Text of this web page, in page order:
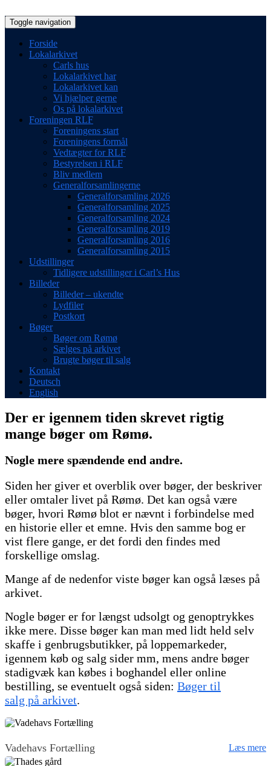
Toggle navigation
Forside
Lokalarkivet
Carls hus
Lokalarkivet har
Lokalarkivet kan
Vi hjælper gerne
Os på lokalarkivet
Foreningen RLF
Foreningens start
Foreningens formål
Vedtægter for RLF
Bestyrelsen i RLF
Bliv medlem
Generalforsamlingerne
Generalforsamling 2026
Generalforsamling 2025
Generalforsamling 2024
Generalforsamling 2019
Generalforsamling 2016
Generalforsamling 2015
Udstillinger
Tidligere udstillinger i Carl’s Hus
Billeder
Billeder – ukendte
Lydfiler
Postkort
Bøger
Bøger om Rømø
Sælges på arkivet
Brugte bøger til salg
Kontakt
Deutsch
English
Der er igennem tiden skrevet rigtig
mange bøger om Rømø.
Nogle mere spændende end andre.
Siden her giver et overblik over bøger, der beskriver
eller omtaler livet på Rømø. Det kan også være
bøger, hvori Rømø blot er nævnt i forbindelse med
en historie eller et emne. Hvis den samme bog er
vist flere gange, er det fordi den findes med
forskellige omslag.
Mange af de nedenfor viste bøger kan også læses på
arkivet.
Nogle bøger er for længst udsolgt og genoptrykkes
ikke mere. Disse bøger kan man med lidt held selv
skaffe i genbrugsbutikker, på loppemarkeder,
igennem køb og salg sider mm, mens andre bøger
stadigvæk kan købes i boghandel eller online
bestilling, se eventuelt også siden: Bøger til
salg på arkivet.
Vadehavs Fortælling Læs mere